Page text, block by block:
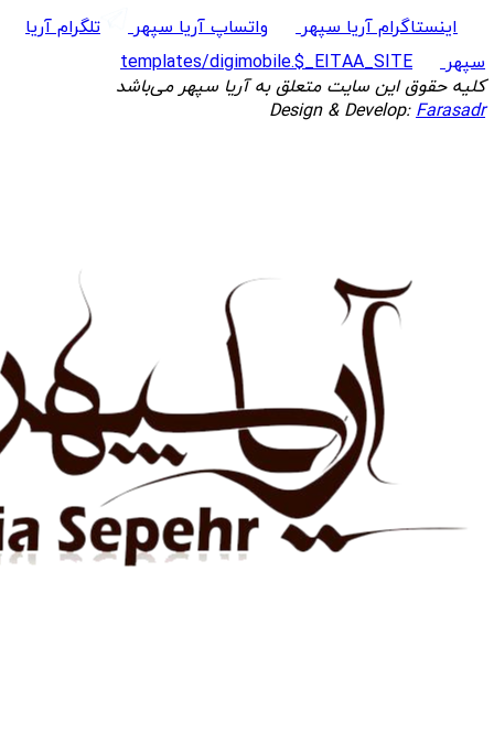
اینستاگرام آریا سپهر واتساپ آریا سپهر
تلگرام آریا
سپهر
templates/digimobile.$_EITAA_SITE
کلیه حقوق این سایت متعلق به آریا سپهر می‌باشد
Design & Develop:Farasadr